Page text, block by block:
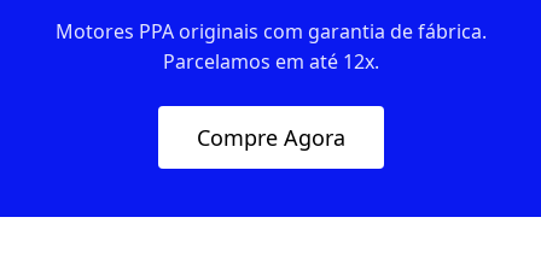
Motores PPA originais com garantia de fábrica.
Parcelamos em até 12x.
Compre Agora